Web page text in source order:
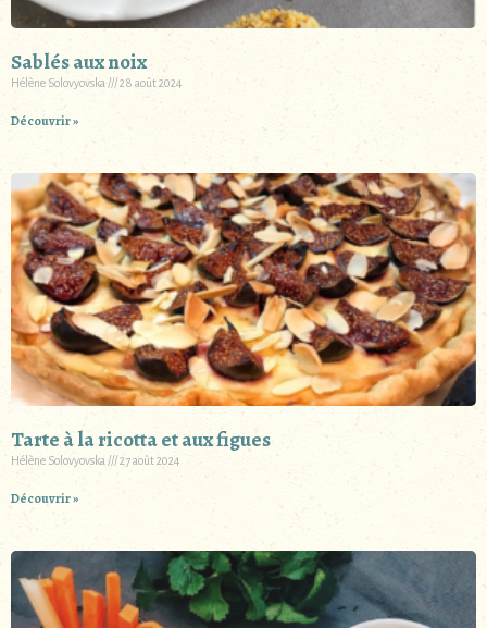
Sablés aux noix
Hélène Solovyovska 28 août 2024
Découvrir »
Tarte à la ricotta et aux figues
Hélène Solovyovska 27 août 2024
Découvrir »